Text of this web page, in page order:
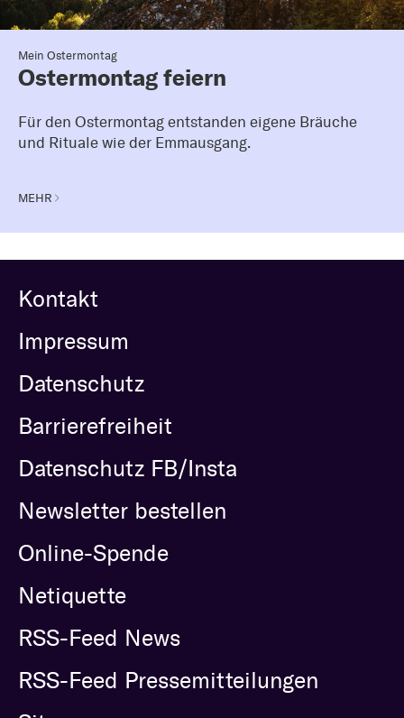
Mein Ostermontag
Ostermontag feiern
Für den Ostermontag entstanden eigene Bräuche
und Rituale wie der Emmausgang.
MEHR
Kontakt
Impressum
Datenschutz
Barrierefreiheit
Datenschutz FB/Insta
Newsletter bestellen
Online-Spende
Netiquette
RSS-Feed News
RSS-Feed Pressemitteilungen